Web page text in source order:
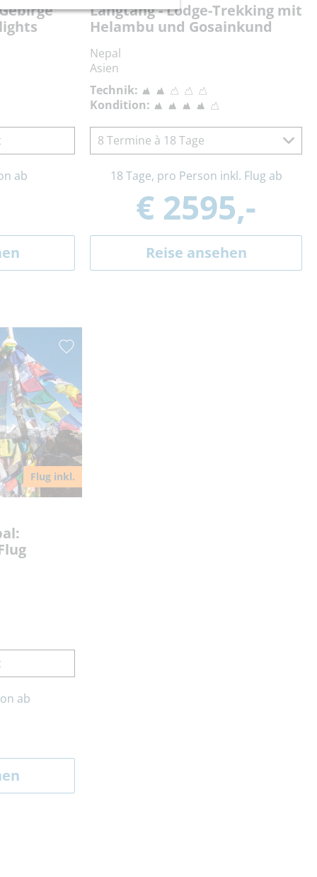
ab
Langtang - Lodge-Trekking mit
Helambu und Gosainkund
Nepal
Asien
Technik:
Kondition:
8 Termine à 18 Tage
18 Tage, pro Person inkl. Flug ab
€ 2595,-
Reise ansehen
Flug inkl.
ab